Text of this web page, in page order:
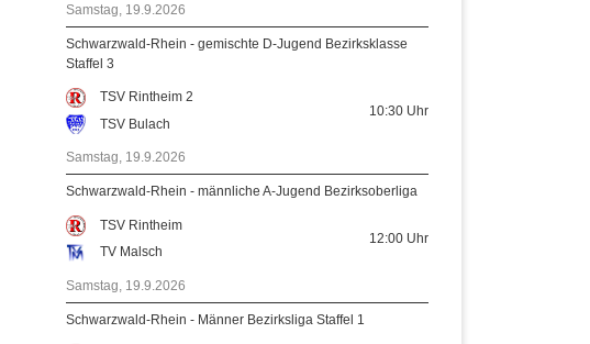
Samstag, 19.9.2026
Schwarzwald-Rhein - gemischte D-Jugend Bezirksklasse
Staffel 3
TSV Rintheim 2
TSV Bulach
10:30 Uhr
Samstag, 19.9.2026
Schwarzwald-Rhein - männliche A-Jugend Bezirksoberliga
TSV Rintheim
TV Malsch
12:00 Uhr
Samstag, 19.9.2026
Schwarzwald-Rhein - Männer Bezirksliga Staffel 1